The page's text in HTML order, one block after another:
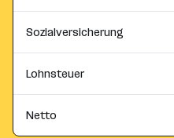
Sozialversicherung
Lohnsteuer
Netto